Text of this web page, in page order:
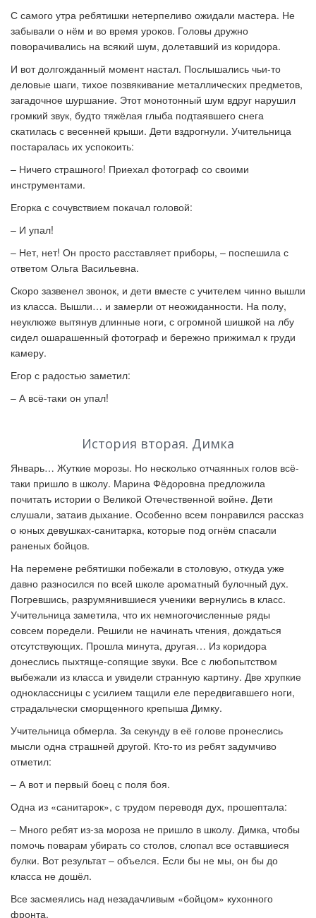
С самого утра ребятишки нетерпеливо ожидали мастера. Не
забывали о нём и во время уроков. Головы дружно
поворачивались на всякий шум, долетавший из коридора.
И вот долгожданный момент настал. Послышались чьи-то
деловые шаги, тихое позвякивание металлических предметов,
загадочное шуршание. Этот монотонный шум вдруг нарушил
громкий звук, будто тяжёлая глыба подтаявшего снега
скатилась с весенней крыши. Дети вздрогнули. Учительница
постаралась их успокоить:
– Ничего страшного! Приехал фотограф со своими
инструментами.
Егорка с сочувствием покачал головой:
– И упал!
– Нет, нет! Он просто расставляет приборы, – поспешила с
ответом Ольга Васильевна.
Скоро зазвенел звонок, и дети вместе с учителем чинно вышли
из класса. Вышли… и замерли от неожиданности. На полу,
неуклюже вытянув длинные ноги, с огромной шишкой на лбу
сидел ошарашенный фотограф и бережно прижимал к груди
камеру.
Егор с радостью заметил:
– А всё-таки он упал!
История вторая. Димка
Январь… Жуткие морозы. Но несколько отчаянных голов всё-
таки пришло в школу. Марина Фёдоровна предложила
почитать истории о Великой Отечественной войне. Дети
слушали, затаив дыхание. Особенно всем понравился рассказ
о юных девушках-санитарка, которые под огнём спасали
раненых бойцов.
На перемене ребятишки побежали в столовую, откуда уже
давно разносился по всей школе ароматный булочный дух.
Погревшись, разрумянившиеся ученики вернулись в класс.
Учительница заметила, что их немногочисленные ряды
совсем поредели. Решили не начинать чтения, дождаться
отсутствующих. Прошла минута, другая… Из коридора
донеслись пыхтяще-сопящие звуки. Все с любопытством
выбежали из класса и увидели странную картину. Две хрупкие
одноклассницы с усилием тащили еле передвигавшего ноги,
страдальчески сморщенного крепыша Димку.
Учительница обмерла. За секунду в её голове пронеслись
мысли одна страшней другой. Кто-то из ребят задумчиво
отметил:
– А вот и первый боец с поля боя.
Одна из «санитарок», с трудом переводя дух, прошептала:
– Много ребят из-за мороза не пришло в школу. Димка, чтобы
помочь поварам убирать со столов, слопал все оставшиеся
булки. Вот результат – объелся. Если бы не мы, он бы до
класса не дошёл.
Все засмеялись над незадачливым «бойцом» кухонного
фронта.